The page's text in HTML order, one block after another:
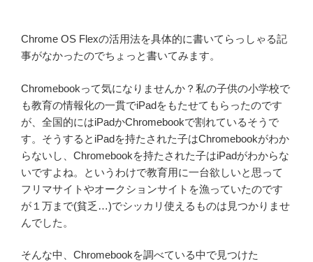
Chrome OS Flexの活用法を具体的に書いてらっしゃる記
事がなかったのでちょっと書いてみます。
Chromebookって気になりませんか？私の子供の小学校で
も教育の情報化の一貫でiPadをもたせてもらったのです
が、全国的にはiPadかChromebookで割れているそうで
す。そうするとiPadを持たされた子はChromebookがわか
らないし、Chromebookを持たされた子はiPadがわからな
いですよね。というわけで教育用に一台欲しいと思って
フリマサイトやオークションサイトを漁っていたのです
が１万まで(貧乏…)でシッカリ使えるものは見つかりませ
んでした。
そんな中、Chromebookを調べている中で見つけた